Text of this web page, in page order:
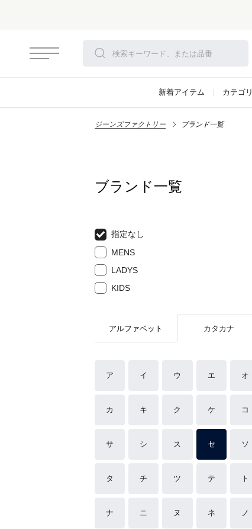
新着アイテム カテゴリ
ジーンズファクトリー ブランド一覧
ブランド一覧
指定なし
MENS
LADYS
KIDS
アルファベット カタカナ
ア イ ウ エ オ
カ キ ク ケ コ
サ シ ス セ ソ
タ チ ツ テ ト
ナ ニ ヌ ネ ノ